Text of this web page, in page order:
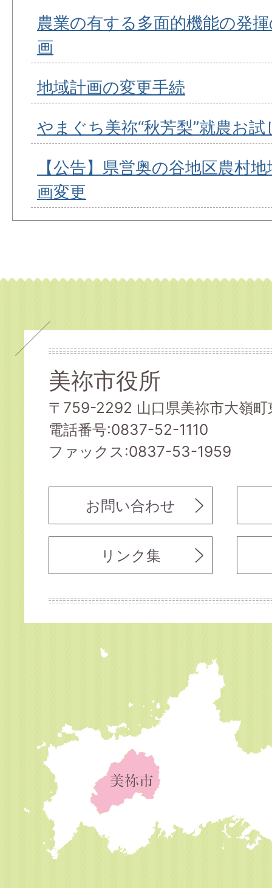
農業の有する多面的機能の発
画
地域計画の変更手続
やまぐち美祢“秋芳梨”就農お
【公告】県営奥の谷地区農村
画変更
美祢市役所
〒759-2292 山口県美祢市大嶺
電話番号:0837-52-1110
ファックス:0837-53-1959
お問い合わせ
リンク集